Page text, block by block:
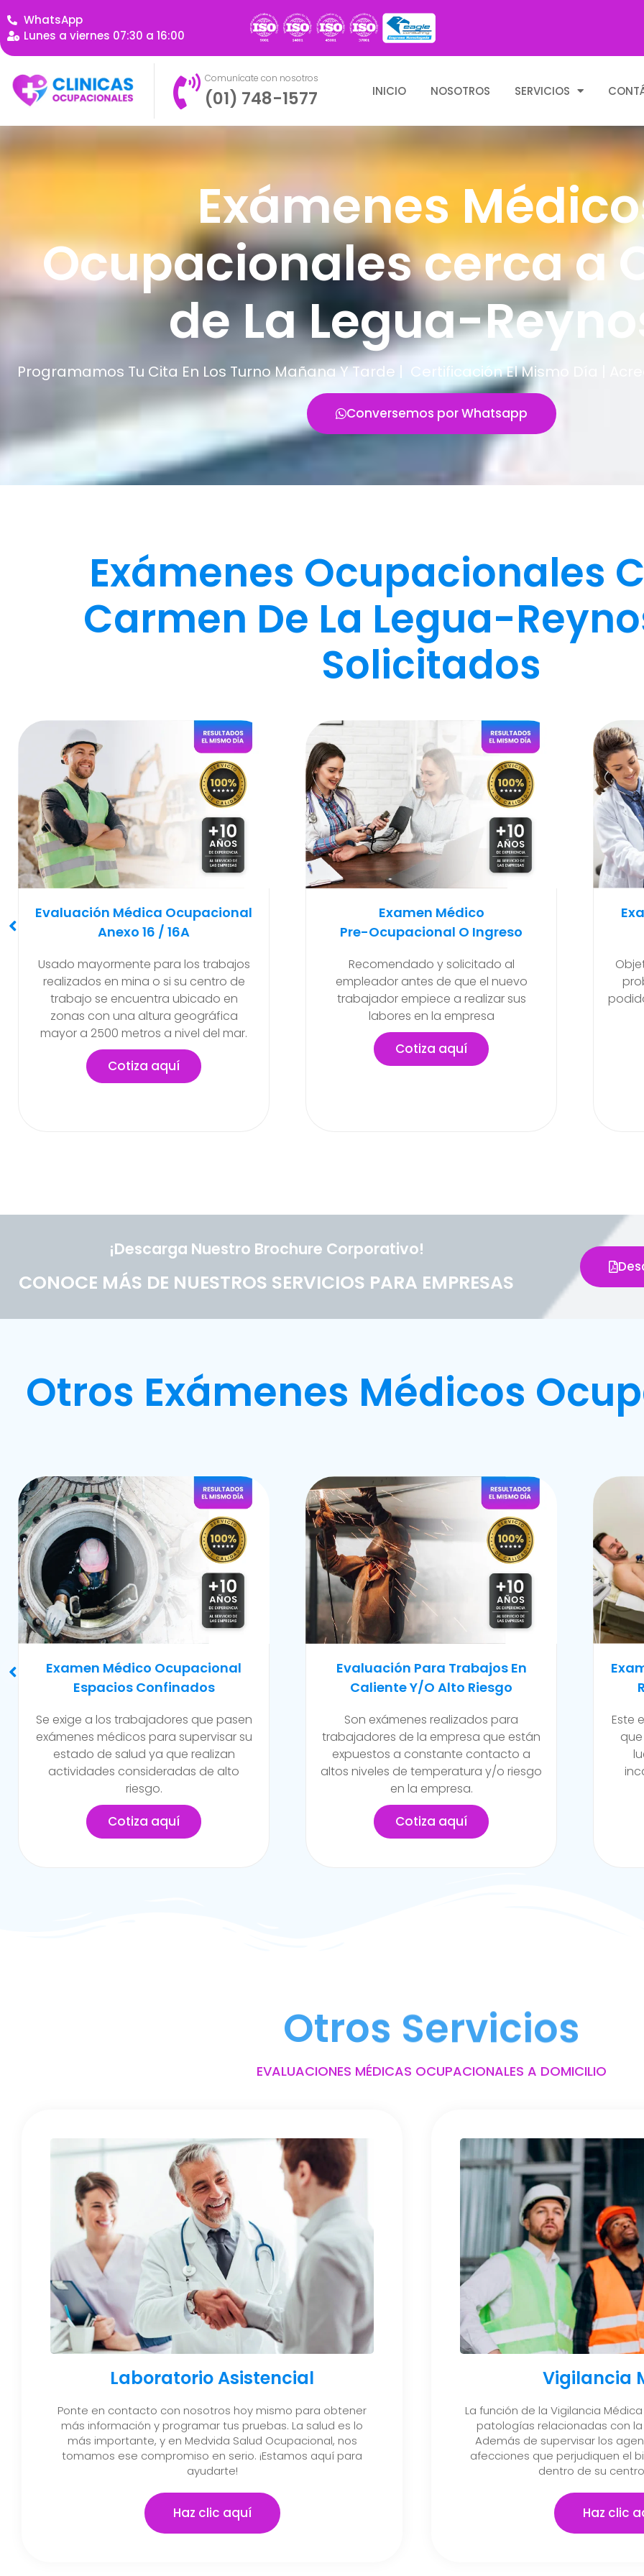
WhatsApp
Lunes a viernes 07:30 a 16:00
Comunícate con nosotros
(01) 748-1577 INICIO NOSOTROS SERVICIOS
Exámenes
Ocupacionales cerca a
de La Legua-
Programamos Tu Cita En Los Turno Mañana Y Tarde | Certificación El Mismo Día |
Conversemos por Whatsapp
Exámenes Ocupacionales
Carmen De La Legua-
Solicitados
Examen Médico
Pre-Ocupacional O Ingreso
Recomendado y solicitado al
empleador antes de que el nuevo
trabajador empiece a realizar sus
labores en la empresa
Cotiza aquí
Examen Médico Ocupacional
Periódicos O Anuales
Objetivo de poder detectar si existen
problemas de salud que se hayan
podido generar en el transcurso de sus
actividades
Cotiza aquí
¡Descarga Nuestro Brochure Corporativo!
CONOCE MÁS DE NUESTROS SERVICIOS PARA EMPRESAS
Otros Exámenes Médicos
Evaluación Para Trabajos En
Caliente Y/o Alto Riesgo
Son exámenes realizados para
trabajadores de la empresa que están
expuestos a constante contacto a
altos niveles de temperatura y/o riesgo
en la empresa.
Cotiza aquí
Examen Médico Ocupacional De
Reincorporación Laboral
Este examen se realiza al colaborador
que se incorpora a la organización
luego de haber sufrido alguna
incapacidad temporal propia del
trabajo.
Cotiza aquí
Se
de
Otros Servicios
EVALUACIONES MÉDICAS OCUPACIONALES A DOMICILIO
Laboratorio Asistencial
Ponte en contacto con nosotros hoy mismo para obtener
más información y programar tus pruebas. La salud es lo
más importante, y en Medvida Salud Ocupacional, nos
tomamos ese compromiso en serio. ¡Estamos aquí para
ayudarte!
Haz clic aquí
Vigilancia
La función de la Vigilancia
patologías relacionadas con
Además de supervisar los
afecciones que perjudiquen el
dentro de su
Haz clic